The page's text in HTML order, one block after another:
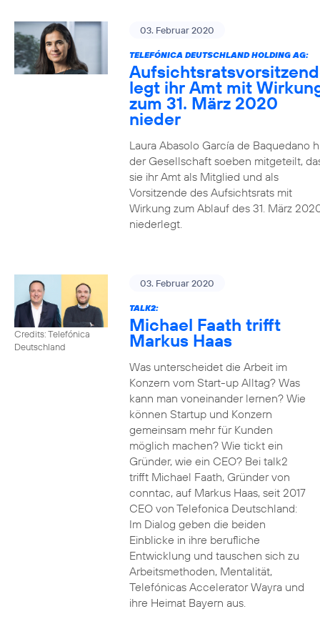
03. Februar 2020
TELEFÓNICA DEUTSCHLAND HOLDING AG:
legt ihr Amt mit
zum 31. März 2020
nieder
Laura Abasolo García de Baquedano
der Gesellschaft soeben mitgeteilt,
sie ihr Amt als Mitglied und als
Vorsitzende des Aufsichtsrats mit
Wirkung zum Ablauf des 31. März
niederlegt.
Credits: Telefónica
Deutschland
03. Februar 2020
TALK2:
Michael Faath trifft
Markus Haas
Was unterscheidet die Arbeit im
Konzern vom Start-up Alltag? Was
kann man voneinander lernen? Wie
können Startup und Konzern
gemeinsam mehr für Kunden
möglich machen? Wie tickt ein
Gründer, wie ein CEO? Bei talk2
trifft Michael Faath, Gründer von
conntac, auf Markus Haas, seit 2017
CEO von Telefonica Deutschland:
Im Dialog geben die beiden
Einblicke in ihre berufliche
Entwicklung und tauschen sich zu
Arbeitsmethoden, Mentalität,
Telefónicas Accelerator Wayra und
ihre Heimat Bayern aus.